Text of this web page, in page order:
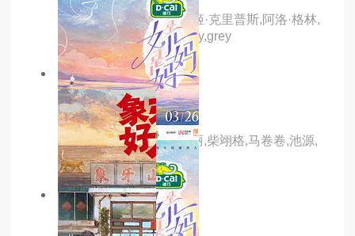
主演：戴克·蒙哥马利,薇姬·克里普斯,阿洛·格林,
莎拉·皮尔斯,ally,xue,finlay,grey
7.0分 更新至06集
你是我的人间至味
主演：林小宅,常斌,王嘉丽,柴翊格,马卷卷,池源,
郭子渝,刘静怡,刘嘉琪
4.0分 更新至03集
猜猜我是谁